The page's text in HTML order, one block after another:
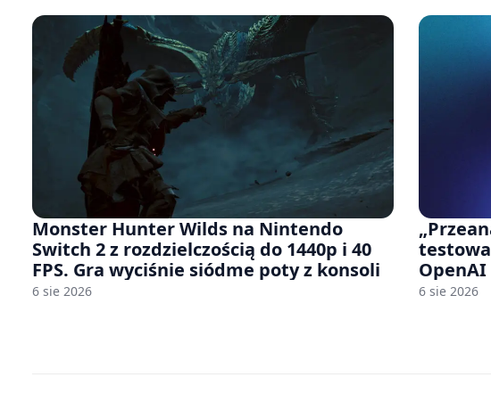
Monster Hunter Wilds na Nintendo
Switch 2 z rozdzielczością do 1440p i 40
FPS. Gra wyciśnie siódme poty z konsoli
6 sie 2026 6 sie 2026